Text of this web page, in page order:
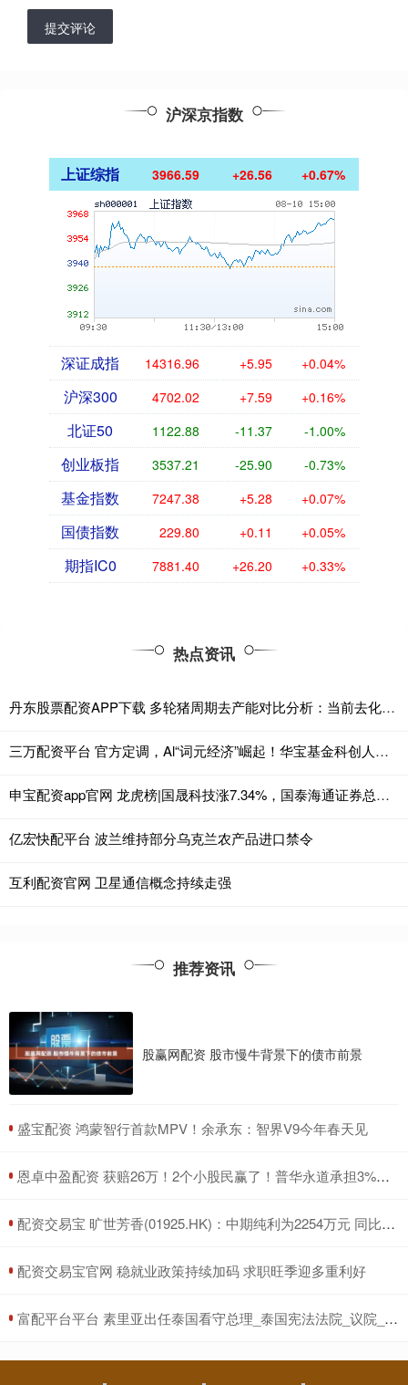
提交评论
沪深京指数
上证综指 3966.59 +26.56 +0.67%
深证成指 14316.96 +5.95 +0.04%
沪深300 4702.02 +7.59 +0.16%
北证50 1122.88 -11.37 -1.00%
创业板指 3537.21 -25.90 -0.73%
基金指数 7247.38 +5.28 +0.07%
国债指数 229.80 +0.11 +0.05%
期指IC0 7881.40 +26.20 +0.33%
热点资讯
丹东股票配资APP下载 多轮猪周期去产能对比分析：当前去化缓慢，第三季度仍将持续
三万配资平台 官方定调，Al“词元经济”崛起！华宝基金科创人工智能ETF（589520）连续两日涨超2%，拉响反攻号角！
申宝配资app官网 龙虎榜|国晟科技涨7.34%，国泰海通证券总部净买入8369.58万元
亿宏快配平台 波兰维持部分乌克兰农产品进口禁令
互利配资官网 卫星通信概念持续走强
推荐资讯
股赢网配资 股市慢牛背景下的债市前景
​盛宝配资 鸿蒙智行首款MPV！余承东：智界V9今年春天见
​恩卓中盈配资 获赔26万！2个小股民赢了！普华永道承担3%连带赔偿责任
​配资交易宝 旷世芳香(01925.HK)：中期纯利为2254万元 同比减少55.7%
​配资交易宝官网 稳就业政策持续加码 求职旺季迎多重利好
​富配平台平台 素里亚出任泰国看守总理_泰国宪法法院_议院_时间